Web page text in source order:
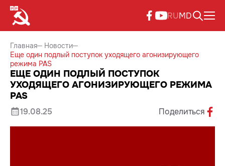
RUMD
Главная
Новости
Еще один подлый поступок уходящего агонизирующего
режима PAS
ЕЩЕ ОДИН ПОДЛЫЙ ПОСТУПОК
УХОДЯЩЕГО АГОНИЗИРУЮЩЕГО РЕЖИМА
PAS
19.08.25 Поделиться